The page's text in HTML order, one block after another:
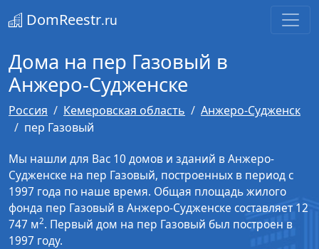
DomReestr.ru
Дома на пер Газовый в
Анжеро-Судженске
Россия Кемеровская область
Анжеро-Судженск
пер Газовый
Мы нашли для Вас 10 домов и зданий в Анжеро-
Судженске на пер Газовый, построенных в период с
1997 года по наше время. Общая площадь жилого
фонда пер Газовый в Анжеро-Судженске составляет 12
747 м2. Первый дом на пер Газовый был построен в
1997 году.